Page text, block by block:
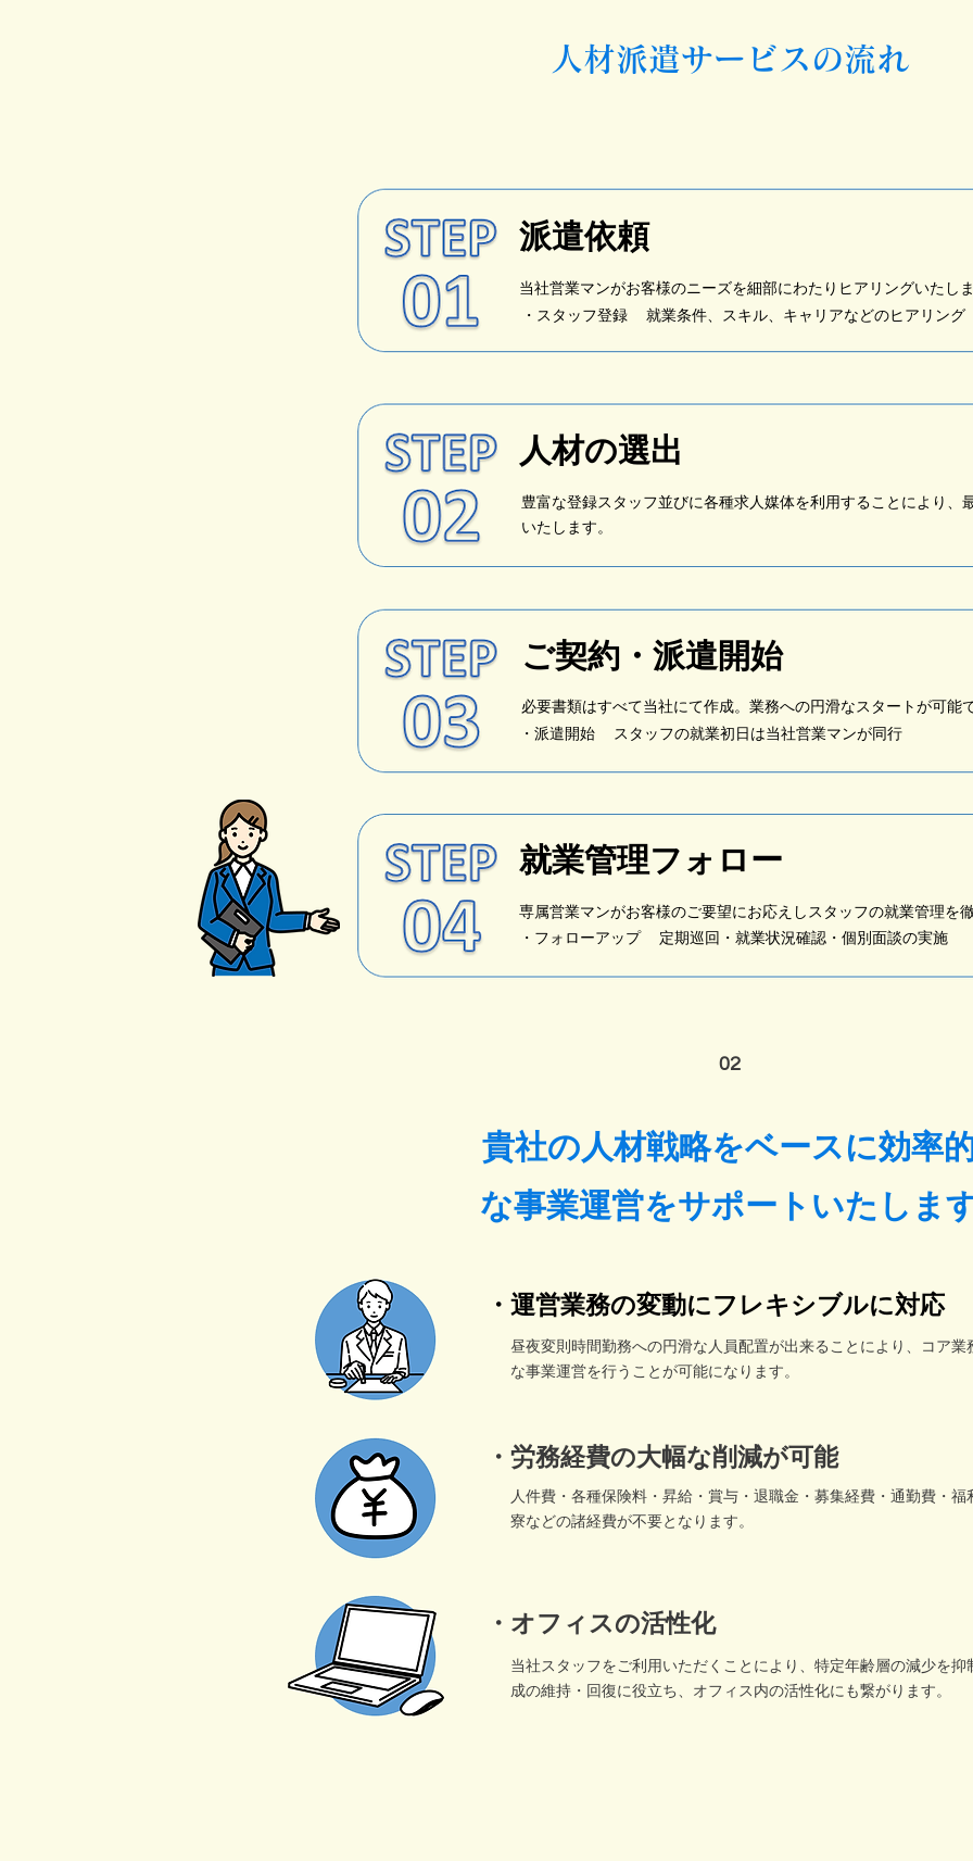
人材派遣サービスの流れ
​​派遣依頼
当社営業マンがお客様のニーズを細部にわたりヒアリングいたし
人材の選出
​ご契約・派遣開始
​就業管理フォロー
豊富な登録スタッフ並びに各種求人媒体を利用することにより、
いたします。
必要書類はすべて当社にて作成。業務への円滑なスタートが可能
専属営業マンがお客様のご要望にお応えしスタッフの就業管理を
​・スタッフ登録 就業条件、スキル、キャリアなどのヒアリング
​・派遣開始 スタッフの就業初日は当社営業マンが同行
​・フォローアップ 定期巡回・就業状況確認・個別面談の実施
02
貴社の人材戦略をベースに効率
な事業運営をサポートいたしま
​​・運営業務の変動にフレキシブルに対応
・労務経費の大幅な削減が可能
昼夜変則時間勤務への円滑な人員配置が出来ることにより、コア業
な事業運営を行うことが可能になります。
・オフィスの活性化
人件費・各種保険料・昇給・賞与・退職金・募集経費・通勤費・福
寮などの諸経費が不要となります。
当社スタッフをご利用いただくことにより、特定年齢層の減少を抑
成の維持・回復に役立ち、オフィス内の活性化にも繋がります。